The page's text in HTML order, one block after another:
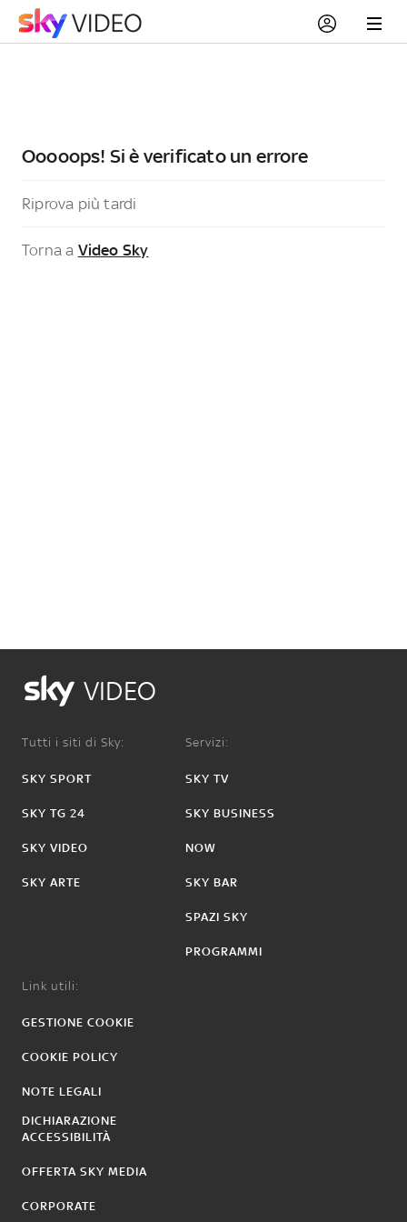
Ooooops! Si è verificato un errore
Riprova più tardi
Torna a Video Sky
VIDEO
Tutti i siti di Sky:
SKY SPORT
SKY TG 24
SKY VIDEO
SKY ARTE
Servizi:
SKY TV
SKY BUSINESS
NOW
SKY BAR
SPAZI SKY
PROGRAMMI
Link utili:
GESTIONE COOKIE
COOKIE POLICY
NOTE LEGALI
DICHIARAZIONE
ACCESSIBILITÀ
OFFERTA SKY MEDIA
CORPORATE